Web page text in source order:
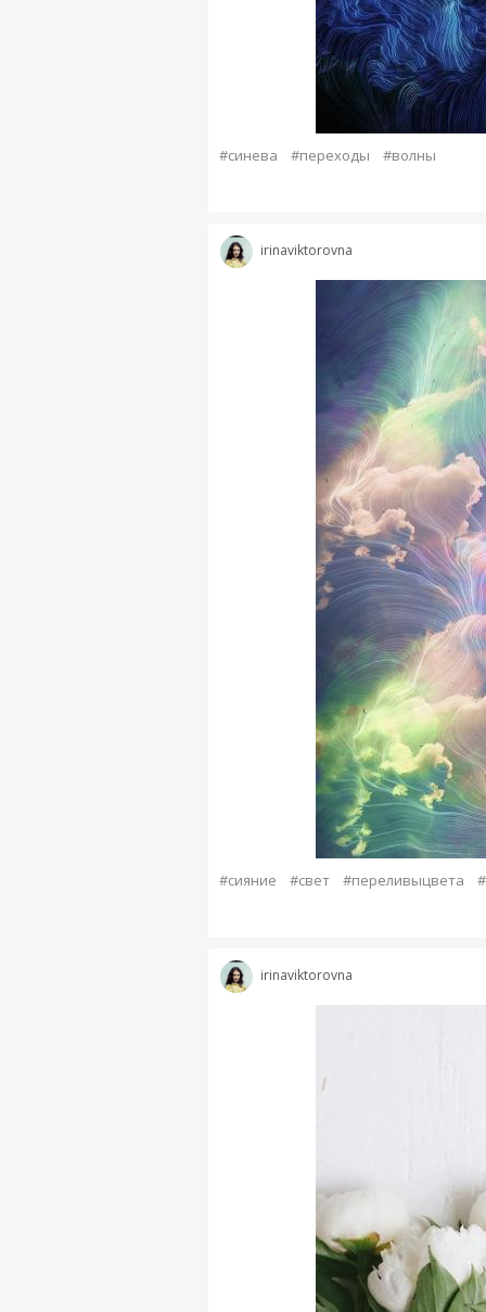
#синева #переходы #волны
irinaviktorovna
#сияние #свет #переливыцвета
irinaviktorovna